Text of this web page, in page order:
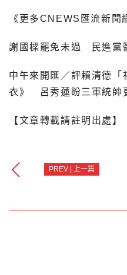
《更多CNEWS匯流新聞
謝國樑罷免未過 民進黨
中午來開匯／評賴清德「
衣》 呂秀蓮盼三軍統帥
【文章轉載請註明出處】
PREV | 上一篇